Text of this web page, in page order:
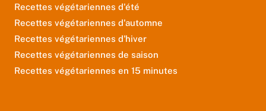
Recettes végétariennes d'été
Recettes végétariennes d'automne
Recettes végétariennes d'hiver
Recettes végétariennes de saison
Recettes végétariennes en 15 minutes